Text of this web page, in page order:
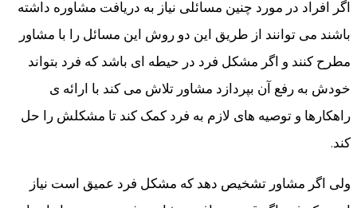
اگر افراد در مورد چنین مسائلی نیاز به دریافت مشاوره داشته
باشند می توانند از طریق این دو روش این مسائل را با مشاور
مطرح کنند و اگر مشکل فرد در حیطه ای باشد که فرد بتواند
خودش به رفع آن بپردازد مشاور تلاش می کند با ارائه ی
راهکارها و توصیه های لازم به فرد کمک کند تا مشکلش را حل
کند.
ولی اگر مشاور تشخیص دهد که مشکل فرد عمیق است نیاز